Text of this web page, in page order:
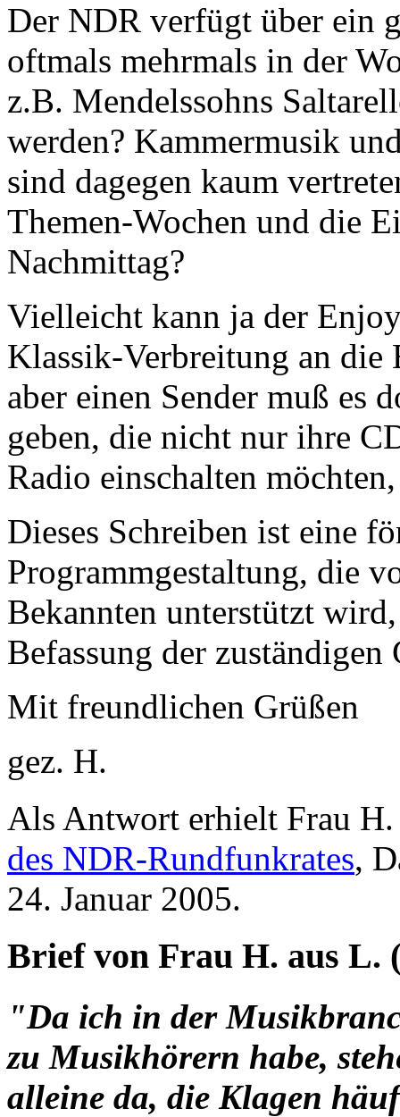
Der NDR verfügt über ein
oftmals mehrmals in der
z.B. Mendelssohns
werden? Kammermusik
sind dagegen kaum
Themen-Wochen und die
Nachmittag?
Vielleicht kann ja der
Klassik-Verbreitung an die
aber einen Sender muß es
geben, die nicht nur ihre
Radio einschalten
Dieses Schreiben ist eine
Programmgestaltung, die
Bekannten unterstützt
Befassung der
Mit freundlichen Grüßen
gez. H.
Als Antwort erhielt Frau
des NDR-Rundfunkrates,
24. Januar 2005.
Brief von Frau H. aus L.
"Da ich in der
zu Musikhörern habe,
alleine da, die Klagen